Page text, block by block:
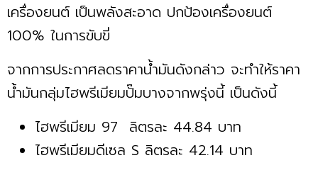
เครื่องยนต์ เป็นพลังสะอาด ปกป้องเครื่องยนต์
100% ในการขับขี่
จากการประกาศลดราคาน้ำมันดังกล่าว จะทำให้ราคา
น้ำมันกลุ่มไฮพรีเมียมปั๊มบางจากพรุ่งนี้ เป็นดังนี้
ไฮพรีเมียม 97 ลิตรละ 44.84 บาท
ไฮพรีเมียมดีเซล S ลิตรละ 42.14 บาท